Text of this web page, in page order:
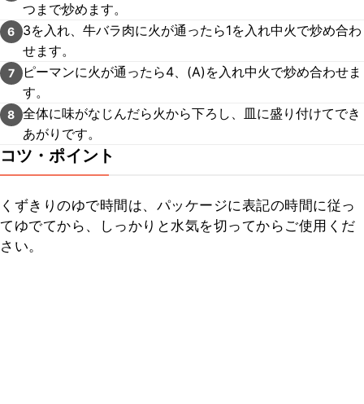
つまで炒めます。
6
3を入れ、牛バラ肉に火が通ったら1を入れ中火で炒め合わ
せます。
7
ピーマンに火が通ったら4、(A)を入れ中火で炒め合わせま
す。
8 全体に味がなじんだら火から下ろし、皿に盛り付けてでき
あがりです。
コツ・ポイント
くずきりのゆで時間は、パッケージに表記の時間に従っ
てゆでてから、しっかりと水気を切ってからご使用くだ
さい。